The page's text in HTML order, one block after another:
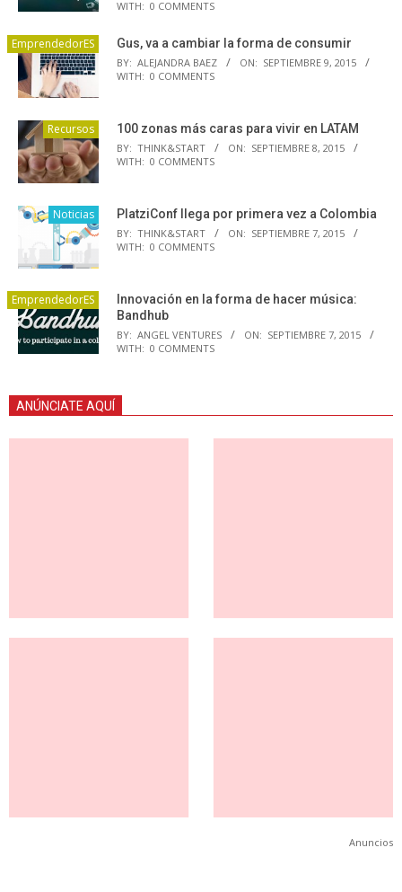
WITH: 0 COMMENTS
EmprendedorES Gus, va a cambiar la forma de consumir
BY: ALEJANDRA BAEZ ON: SEPTIEMBRE 9, 2015
WITH: 0 COMMENTS
Recursos 100 zonas más caras para vivir en LATAM
BY: THINK&START ON: SEPTIEMBRE 8, 2015
WITH: 0 COMMENTS
Noticias PlatziConf llega por primera vez a Colombia
BY: THINK&START ON: SEPTIEMBRE 7, 2015
WITH: 0 COMMENTS
EmprendedorES
Innovación en la forma de hacer música:
Bandhub
BY: ANGEL VENTURES ON: SEPTIEMBRE 7, 2015
WITH: 0 COMMENTS
ANÚNCIATE AQUÍ
Anuncios